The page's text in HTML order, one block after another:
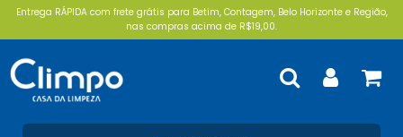
Entrega RÁPIDA com frete grátis para Betim, Contagem, Belo Horizonte e Região,
nas compras acima de R$19,00.